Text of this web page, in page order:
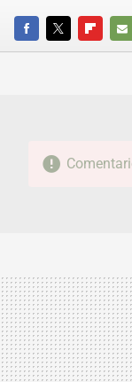
FACEBOOKTWITTER
E-